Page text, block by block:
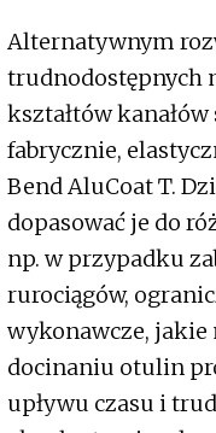
Alternatywnym
trudnodostępnych
kształtów
fabrycznie,
Bend AluCoat T.
dopasować je do
np. w przypadku
rurociągów,
wykonawcze, jakie
docinaniu otulin
upływu czasu i